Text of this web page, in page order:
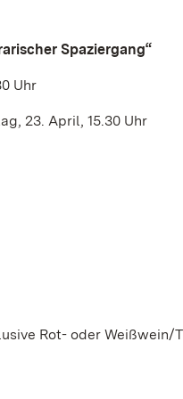
Spaziergang“
Uhr
23. April, 15.30 Uhr
Rot- oder Weißwein/